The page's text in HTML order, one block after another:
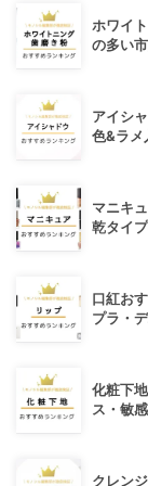
ホワイ
の多い
アイシ
色&ラメ
マニキ
乾タイ
口紅お
プラ・
化粧下
ス・敏
クレン